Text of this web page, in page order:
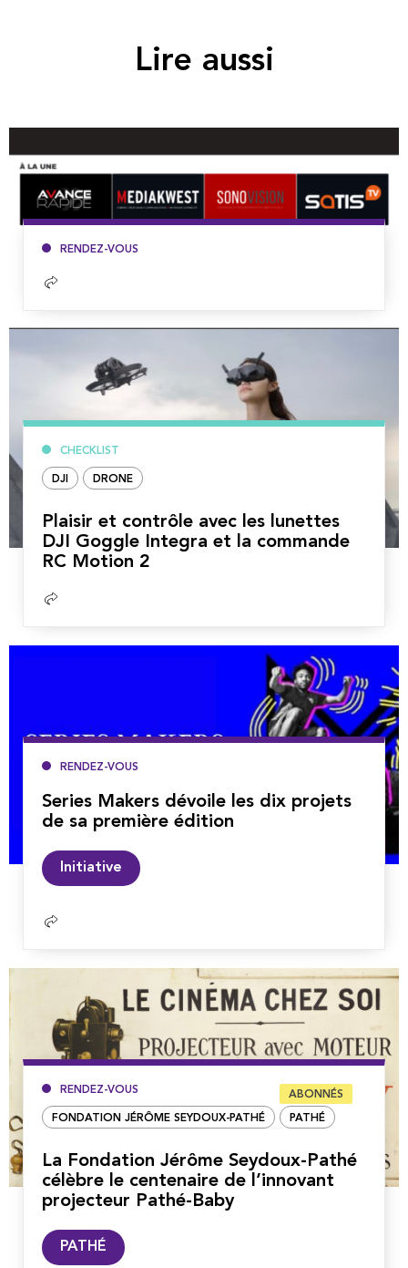
Lire aussi
RENDEZ-VOUS
Lire
CHECKLIST
DJI DRONE
Plaisir et contrôle avec les lunettes
DJI Goggle Integra et la commande
RC Motion 2
Lire
RENDEZ-VOUS
Series Makers dévoile les dix projets
de sa première édition
Initiative
RENDEZ-VOUS ABONNÉS
FONDATION JÉRÔME SEYDOUX-PATHÉ PATHÉ
La Fondation Jérôme Seydoux-Pathé
célèbre le centenaire de l’innovant
projecteur Pathé-Baby
PATHÉ